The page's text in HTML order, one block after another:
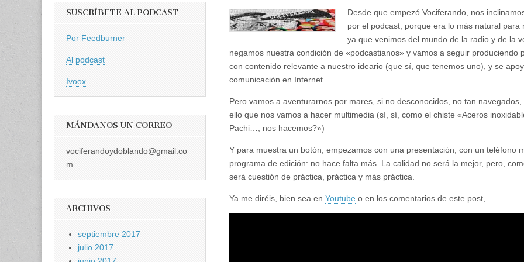
Desde que empezó Vociferando, nos
por el podcast, porque era lo más natural para
ya que venimos del mundo de la radio y de la
negamos nuestra condición de «podcastianos» y vamos a seguir produciendo
con contenido relevante a nuestro ideario (que sí, que tenemos uno), y se
comunicación en Internet.
Pero vamos a aventurarnos por mares, si no desconocidos, no tan navegados,
ello que nos vamos a hacer multimedia (sí, sí, como el chiste «Aceros
Pachi…, nos hacemos?»)
Y para muestra un botón, empezamos con una presentación, con un teléfono
programa de edición: no hace falta más. La calidad no será la mejor, pero,
será cuestión de práctica, práctica y más práctica.
Ya me diréis, bien sea en Youtube o en los comentarios de este post,
SUSCRÍBETE AL PODCAST
Por Feedburner
Al podcast
Ivoox
MÁNDANOS UN CORREO
vociferandoydoblando@gmail.co
m
ARCHIVOS
septiembre 2017
julio 2017